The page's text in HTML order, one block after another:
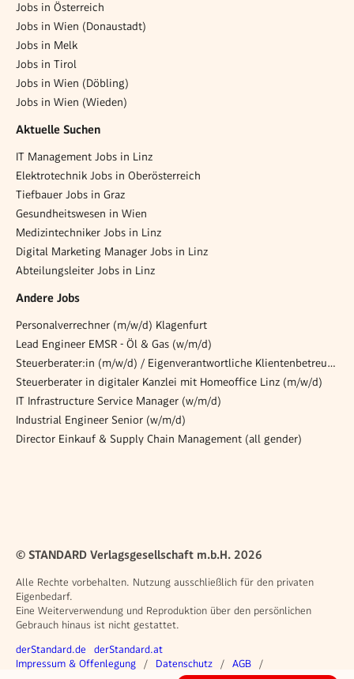
Jobs in Österreich
Jobs in Wien (Donaustadt)
Jobs in Melk
Jobs in Tirol
Jobs in Wien (Döbling)
Jobs in Wien (Wieden)
Aktuelle Suchen
IT Management Jobs in Linz
Elektrotechnik Jobs in Oberösterreich
Tiefbauer Jobs in Graz
Gesundheitswesen in Wien
Medizintechniker Jobs in Linz
Digital Marketing Manager Jobs in Linz
Abteilungsleiter Jobs in Linz
Andere Jobs
Personalverrechner (m/w/d) Klagenfurt
Lead Engineer EMSR - Öl & Gas (w/m/d)
Steuerberater:in (m/w/d) / Eigenverantwortliche Klientenbetreuung
Steuerberater in digitaler Kanzlei mit Homeoffice Linz (m/w/d)
IT Infrastructure Service Manager (w/m/d)
Industrial Engineer Senior (w/m/d)
Director Einkauf & Supply Chain Management (all gender)
© STANDARD Verlagsgesellschaft m.b.H. 2026
Alle Rechte vorbehalten. Nutzung ausschließlich für den privaten
Eigenbedarf.
Eine Weiterverwendung und Reproduktion über den persönlichen
Gebrauch hinaus ist nicht gestattet.
Weitere Angebote
derStandard.de derStandard.at
Rechtliches
Impressum & Offenlegung Datenschutz
AGB